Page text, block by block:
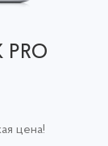
цена!